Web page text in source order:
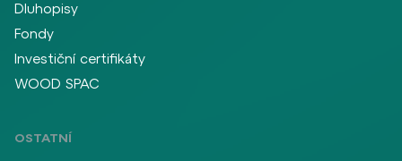
Dluhopisy
Fondy
Investiční certifikáty
WOOD SPAC
OSTATNÍ